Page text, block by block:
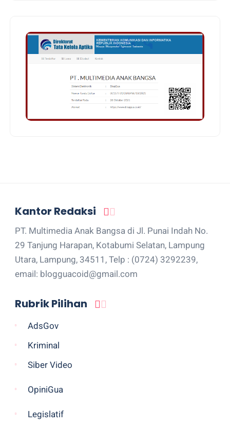
Kantor Redaksi
PT. Multimedia Anak Bangsa di Jl. Punai Indah No.
29 Tanjung Harapan, Kotabumi Selatan, Lampung
Utara, Lampung, 34511, Telp : (0724) 3292239,
email: blogguacoid@gmail.com
Rubrik Pilihan
AdsGov
Kriminal
Siber Video
OpiniGua
Legislatif